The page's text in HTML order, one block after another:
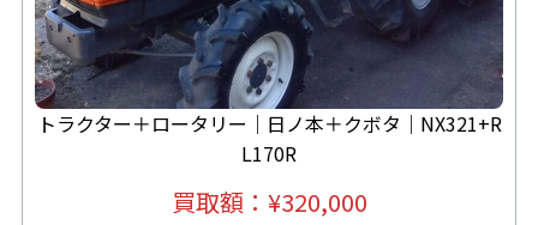
トラクター＋ロータリー｜日ノ本＋クボタ｜NX321+R
L170R
買取額： ¥320,000